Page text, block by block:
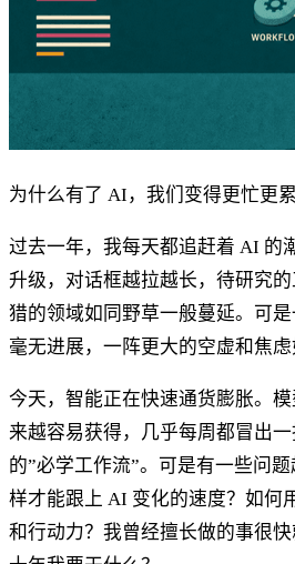
为什么有了 AI，我们变得更忙更累
过去一年，我每天都追赶着 AI 的
升级，对话框越拉越长，待研究
猎的领域如同野草一般蔓延。可
毫无进展，一阵更大的空虚和焦虑
今天，智能正在快速通货膨胀。
来越容易获得，几乎每周都冒出
的”必学工作流”。可是有一些问
样才能跟上 AI 变化的速度？如何
和行动力？我曾经擅长做的事很